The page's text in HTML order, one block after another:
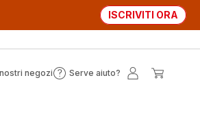
ISCRIVITI ORA
negozi Serve aiuto?
Serve